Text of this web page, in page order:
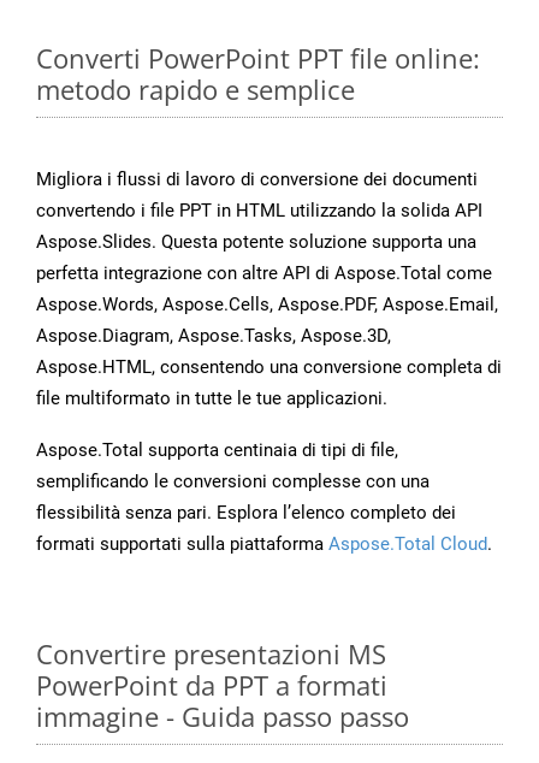
Converti PowerPoint PPT file online:
metodo rapido e semplice
Migliora i flussi di lavoro di conversione dei documenti
convertendo i file PPT in HTML utilizzando la solida API
Aspose.Slides. Questa potente soluzione supporta una
perfetta integrazione con altre API di Aspose.Total come
Aspose.Words, Aspose.Cells, Aspose.PDF, Aspose.Email,
Aspose.Diagram, Aspose.Tasks, Aspose.3D,
Aspose.HTML, consentendo una conversione completa di
file multiformato in tutte le tue applicazioni.
Aspose.Total supporta centinaia di tipi di file,
semplificando le conversioni complesse con una
flessibilità senza pari. Esplora l’elenco completo dei
formati supportati sulla piattaforma Aspose.Total Cloud.
Convertire presentazioni MS
PowerPoint da PPT a formati
immagine - Guida passo passo